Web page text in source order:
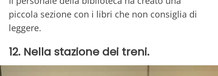
piccola sezione con i libri che non consiglia di
leggere.
12. Nella stazione dei treni.